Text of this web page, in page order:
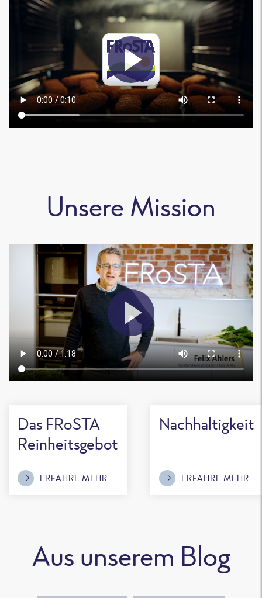
Unsere Mission
Das FRoSTA
Reinheitsgebot
ERFAHRE MEHR
Nachhaltigkeit
ERFAHRE MEHR
Aus unserem Blog